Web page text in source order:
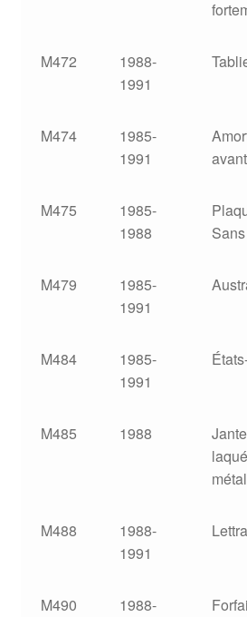
M472
1988-
1991
M474
1985-
1991
M475
1985-
1988
M479
1985-
1991
M484
1985-
1991
M485 1988
M488
1988-
1991
M490
1988-